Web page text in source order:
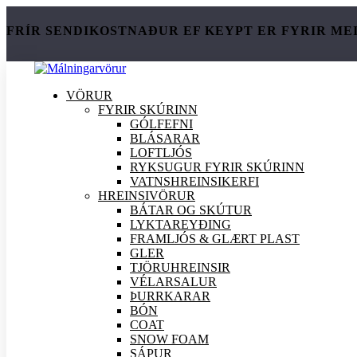
FRÍR SENDIKOSTNAÐUR EF KEYPT ER FYRIR
VÖRUR
FYRIR SKÚRINN
GÓLFEFNI
BLÁSARAR
LOFTLJÓS
RYKSUGUR FYRIR SKÚRINN
VATNSHREINSIKERFI
HREINSIVÖRUR
BÁTAR OG SKÚTUR
LYKTAREYÐING
FRAMLJÓS & GLÆRT PLAST
GLER
TJÖRUHREINSIR
VÉLARSALUR
ÞURRKARAR
BÓN
COAT
SNOW FOAM
SÁPUR